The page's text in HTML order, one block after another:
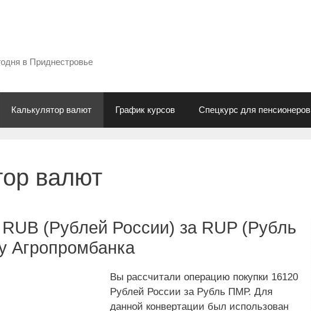
в Приднестровье
Калькулятор валют График курсов Спецкурс для пенсионеров
валют
(Рублей России) за RUP (Рубль
Агропромбанка
Вы рассчитали операцию покупки 16120
Рублей России за Рубль ПМР. Для
данной конвертации был использован